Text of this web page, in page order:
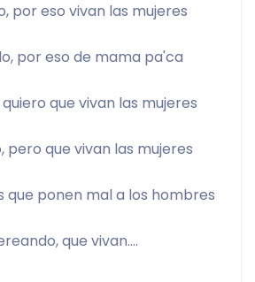
por eso vivan las mujeres
por eso de mama pa'ca
que vivan las mujeres
pero que vivan las mujeres
que ponen mal a los hombres
que vivan....